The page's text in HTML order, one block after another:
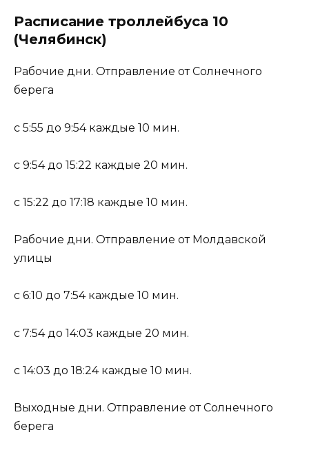
Расписание троллейбуса 10
(Челябинск)
Рабочие дни. Отправление от Солнечного
берега
с 5:55 до 9:54 каждые 10 мин.
с 9:54 до 15:22 каждые 20 мин.
с 15:22 до 17:18 каждые 10 мин.
Рабочие дни. Отправление от Молдавской
улицы
с 6:10 до 7:54 каждые 10 мин.
с 7:54 до 14:03 каждые 20 мин.
с 14:03 до 18:24 каждые 10 мин.
Выходные дни. Отправление от Солнечного
берега